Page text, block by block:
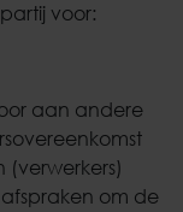
voor:
aan andere
om de